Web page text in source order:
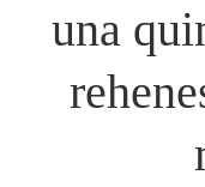
una